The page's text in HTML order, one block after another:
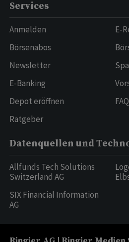
Services
Anmelden
Börsenabos
Newsletter
E-Banking
Depot eröffnen
Ratgeber
E-
FAQ
Datenquellen und
Allfunds Tech Solutions
Switzerland AG
SIX Financial Information
AG